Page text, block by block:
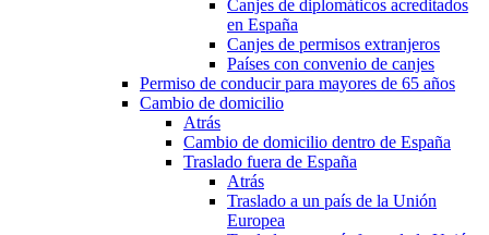
Canjes de diplomáticos acreditados
en España
Canjes de permisos extranjeros
Países con convenio de canjes
Permiso de conducir para mayores de 65 años
Cambio de domicilio
Atrás
Cambio de domicilio dentro de España
Traslado fuera de España
Atrás
Traslado a un país de la Unión
Europea